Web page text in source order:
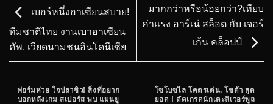
เบอร์หนึ่งอาเซียนสบาย!
ทีมชาติไทย งานเบาอาเซียน
คัพ, เวียดนามชนอินโดนีเซีย
มากกว่าหรือน้อยกว่า?เทียบ
ค่าแรง อาร์เน่ สล็อต กับ เจอร์
เก้น คล็อปป์
ฟอร์มห่วย ใจปลาซิว! สิ่งที่อยาก
บอกหลังเกม สเปอร์ส พบ แมนยู
โซโบซไล โคตรเด่น, โชต้า สุด
ยอด ! ตัดเกรดนักเตะลิเวอร์พูล